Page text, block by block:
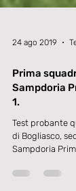
24 ago 2019
Prima
Sampdoria
1.
Test probante